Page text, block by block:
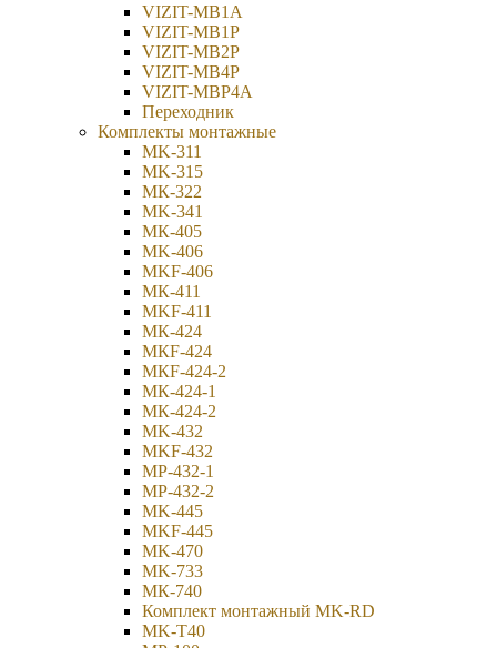
VIZIT-MB1A
VIZIT-MB1P
VIZIT-MB2Р
VIZIT-MB4P
VIZIT-МВP4A
Переходник
Комплекты монтажные
MK-311
MK-315
МК-322
MK-341
МК-405
MK-406
MKF-406
МК-411
MKF-411
МК-424
МКF-424
МКF-424-2
МК-424-1
МК-424-2
MK-432
MKF-432
МР-432-1
МР-432-2
MK-445
MKF-445
MK-470
MK-733
МК-740
Комплект монтажный MK-RD
MK-T40